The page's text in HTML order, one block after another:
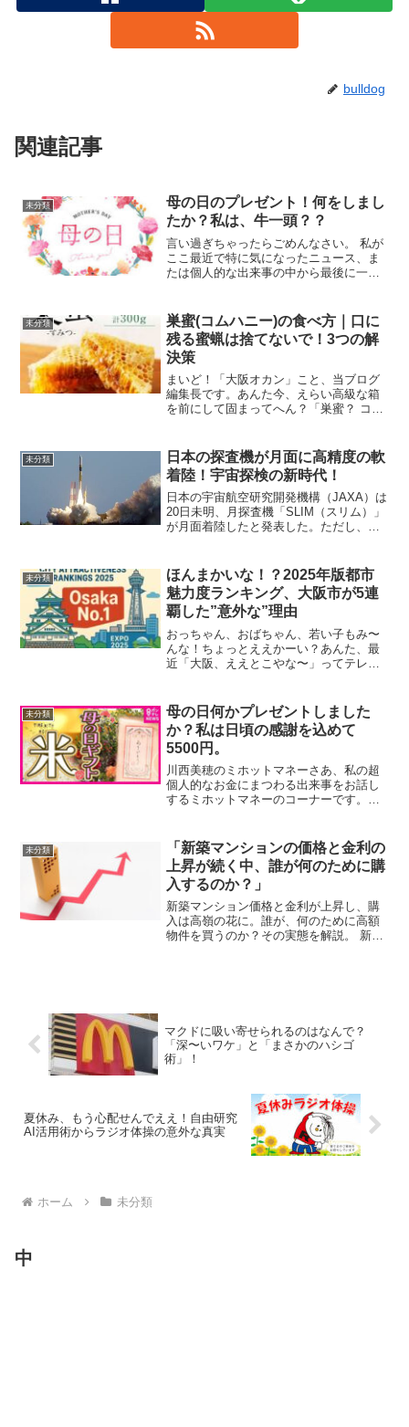
bulldog
関連記事
未分類
母の日のプレゼント！何をしまし
たか？私は、牛一頭？？
言い過ぎちゃったらごめんなさい。 私が
ここ最近で特に気になったニュース、ま
たは個人的な出来事の中から最後に一言
発言が厳しかったり、強かったり、言い
すぎちゃったりした...
未分類
巣蜜(コムハニー)の食べ方｜口に
残る蜜蝋は捨てないで！3つの解
決策
まいど！「大阪オカン」こと、当ブログ
編集長です。あんた今、えらい高級な箱
を前にして固まってへん？「巣蜜？ コム
ソクみたいなん口に残るんやけど！」は
い、図星ですね？（...
未分類
日本の探査機が月面に高精度の軟
着陸！宇宙探検の新時代！
日本の宇宙航空研究開発機構（JAXA）は
20日未明、月探査機「SLIM（スリム）」
が月面着陸したと発表した。ただし、太
ある。JAXAの小型月着陸実証機SLIM
(Sma...
未分類
ほんまかいな！？2025年版都市
魅力度ランキング、大阪市が5連
覇した”意外な”理由
おっちゃん、おばちゃん、若い子もみ〜
んな！ちょっとええかーい？あんた、最
近「大阪、ええとこやな〜」ってテレビ
で！あんたも知ってる「都市魅力度ラン
キング」っちゅうのがあって...
未分類
母の日何かプレゼントしました
か？私は日頃の感謝を込めて
5500円。
川西美穂のミホットマネーさあ、私の超
個人的なお金にまつわる出来事をお話し
するミホットマネーのコーナーです。よ
こちらです。日頃の感謝を込めて5500
円。先日は母の日でした...
未分類
「新築マンションの価格と金利の
上昇が続く中、誰が何のために購
入するのか？」
新築マンション価格と金利が上昇し、購
入は高嶺の花に。誰が、何のために高額
物件を買うのか？その実態を解説。 新築
マクドに吸い寄せられるのはなんで？
「深〜いワケ」と「まさかのハシゴ
術」！
夏休み、もう心配せんでええ！自由研究
AI活用術からラジオ体操の意外な真実
ホーム 未分類
中